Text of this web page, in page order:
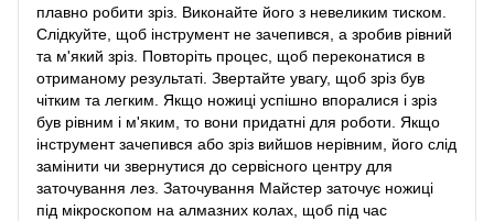
плавно робити зріз. Виконайте його з невеликим тиском.
Слідкуйте, щоб інструмент не зачепився, а зробив рівний
та м'який зріз. Повторіть процес, щоб переконатися в
отриманому результаті. Звертайте увагу, щоб зріз був
чітким та легким. Якщо ножиці успішно впоралися і зріз
був рівним і м'яким, то вони придатні для роботи. Якщо
інструмент зачепився або зріз вийшов нерівним, його слід
замінити чи звернутися до сервісного центру для
заточування лез. Заточування Майстер заточує ножиці
під мікроскопом на алмазних колах, щоб під час